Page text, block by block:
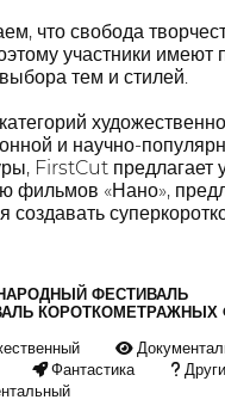
что свобода
участники имеют
тем и стилей.
и научно-
FirstCut предлагает
фильмов «Нано»,
создавать
ФЕСТИВАЛЬ
КОРОТКОМЕТРАЖНЫХ
Фантастика